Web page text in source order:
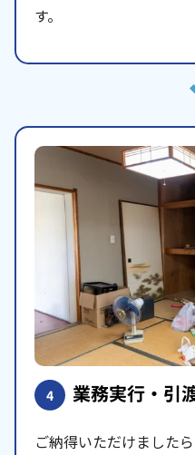
す。
4 業務実行・引
ご納得いただけました